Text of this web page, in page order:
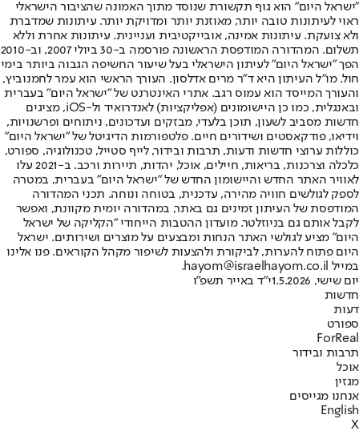
"ישראל היום" הוא גוף תקשורת שנוסד מתוך האמונה שהציבור הישראלי
ראוי לעיתונות טובה יותר, מאוזנת יותר ומדויקת יותר. עיתונות שמדברת
ולא צועקת. עיתונות אמינה, אובייקטיבית ועניינית. עיתונות אחרת וללא
תשלום. המהדורה המודפסת הראשונה פורסמה ב-30 ביולי 2007, וב-2010
הפך "ישראל היום" לעיתון הישראלי בעל שיעור החשיפה הגבוה ביותר בימי
חול. מו"ל העיתון היא ד"ר מרים אדלסון. העורך הראשי הוא עמר לחמנוביץ,
והעורך המייסד הוא עמוס רגב. אתרי האינטרנט של "ישראל היום" בעברית
ובאנגלית, כמו כן היישומונים (אפליקציות) לאנדרואיד ול-iOS, מציגים
חדשות מסביב לשעון, תוכן בלעדי, מבזקים ועדכונים, ניתוחים ופרשנויות,
וידיאו, פודקאסטים ושידורים חיים. פלטפורמות הדיגיטל של "ישראל היום"
כוללות ערוצי חדשות ודעות, תרבות ובידור, לייף סטייל, טכנולוגיה, ספורט,
כלכלה וצרכנות, בריאות, חיילים, אוכל, יהדות, תיירות ורכב. ב-2021 עלו
לאוויר האתר החדש והיישומון החדש של "ישראל היום" בעברית, במטרה
לספק לגולשים חוויה מהירה, עדכנית, בטוחה ונוחה. תכני המהדורה
המודפסת של העיתון זמינים גם באתר, במהדורה יומית מקוונת, ואפשר
לקבל אותם גם בניוזלטר. מועדון ההטבות הייחודי "הקליקה של ישראל
היום" מציע לגולשי האתר הנחות ומבצעים על מוצרים ושירותים. ישראל
היום פתוח להערות, לביקורת ולהצעות לשיפור מקהל הקוראים. פנו אלינו
במייל hayom@israelhayom.co.il.
יום שישי, 1.5.2026
י"ד באייר תשפ"ו
חדשות
דעות
ספורט
ForReal
תרבות ובידור
אוכל
מגזין
אנחנו מגייסים
English
X